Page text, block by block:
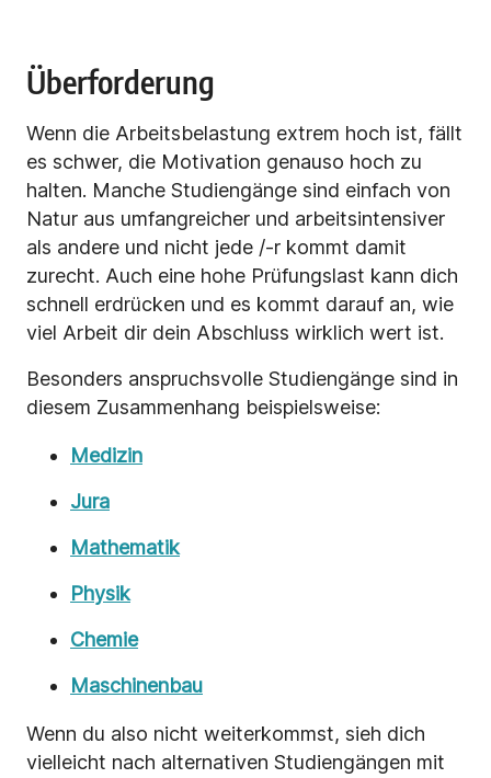
Überforderung
Wenn die Arbeitsbelastung extrem hoch ist, fällt
es schwer, die Motivation genauso hoch zu
halten. Manche Studiengänge sind einfach von
Natur aus umfangreicher und arbeitsintensiver
als andere und nicht jede /-r kommt damit
zurecht. Auch eine hohe Prüfungslast kann dich
schnell erdrücken und es kommt darauf an, wie
viel Arbeit dir dein Abschluss wirklich wert ist.
Besonders anspruchsvolle Studiengänge sind in
diesem Zusammenhang beispielsweise:
Medizin
Jura
Mathematik
Physik
Chemie
Maschinenbau
Wenn du also nicht weiterkommst, sieh dich
vielleicht nach alternativen Studiengängen mit